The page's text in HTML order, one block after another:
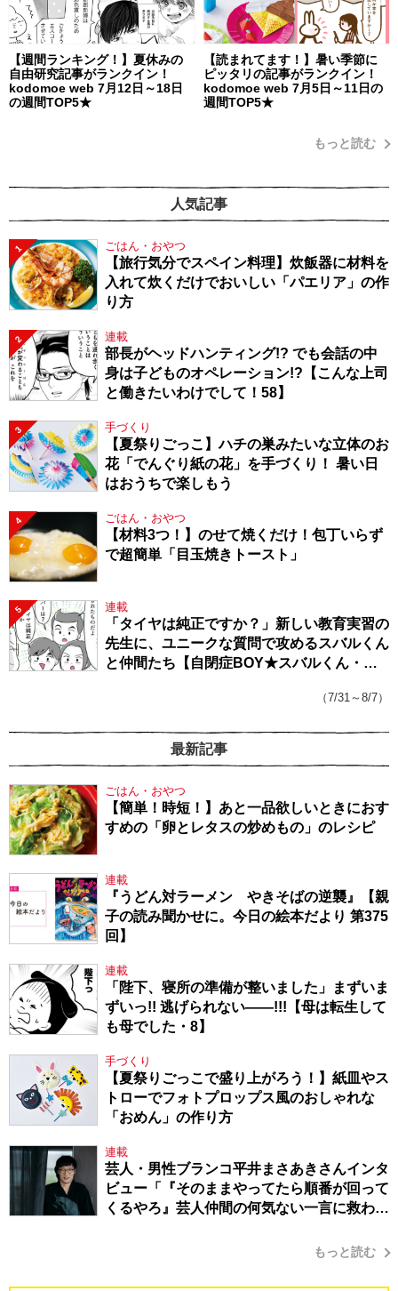
【週間ランキング！】夏休みの
自由研究記事がランクイン！
kodomoe web 7月12日～18日
の週間TOP5★
【読まれてます！】暑い季節に
ピッタリの記事がランクイン！
kodomoe web 7月5日～11日の
週間TOP5★
もっと読む
人気記事
1 ごはん・おやつ
【旅行気分でスペイン料理】炊飯器に材料を
入れて炊くだけでおいしい「パエリア」の作
り方
2 連載
部長がヘッドハンティング!? でも会話の中
身は子どものオペレーション!?【こんな上司
と働きたいわけでして！58】
3 手づくり
【夏祭りごっこ】ハチの巣みたいな立体のお
花「でんぐり紙の花」を手づくり！ 暑い日
はおうちで楽しもう
4 ごはん・おやつ
【材料3つ！】のせて焼くだけ！包丁いらず
で超簡単「目玉焼きトースト」
5 連載
「タイヤは純正ですか？」新しい教育実習の
先生に、ユニークな質問で攻めるスバルくん
と仲間たち【自閉症BOY★スバルくん・
（7/31～8/7）
最新記事
ごはん・おやつ
【簡単！時短！】あと一品欲しいときにおす
すめの「卵とレタスの炒めもの」のレシピ
連載
『うどん対ラーメン やきそばの逆襲』【親
子の読み聞かせに。今日の絵本だより 第375
回】
連載
「陛下、寝所の準備が整いました」まずいま
ずいっ!! 逃げられない――!!!【母は転生して
も母でした・8】
手づくり
【夏祭りごっこで盛り上がろう！】紙皿やス
トローでフォトプロップス風のおしゃれな
「おめん」の作り方
連載
芸人・男性ブランコ平井まさあきさんインタ
ビュー「『そのままやってたら順番が回って
くるやろ』芸人仲間の何気ない一言に救われ
もっと読む